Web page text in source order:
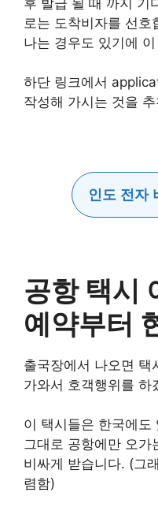
로는 도착비자를 선
나는 경우도 있기에
하단 링크에서
작성해 가시는 것을
인도 전자
공항 택시
예약부터
출국장에서 나오면 택
가와서 호객행위를 하
이 택시들은 한국에도
그대로 공항에만 오가
비싸게 받습니다. (그
렴함)